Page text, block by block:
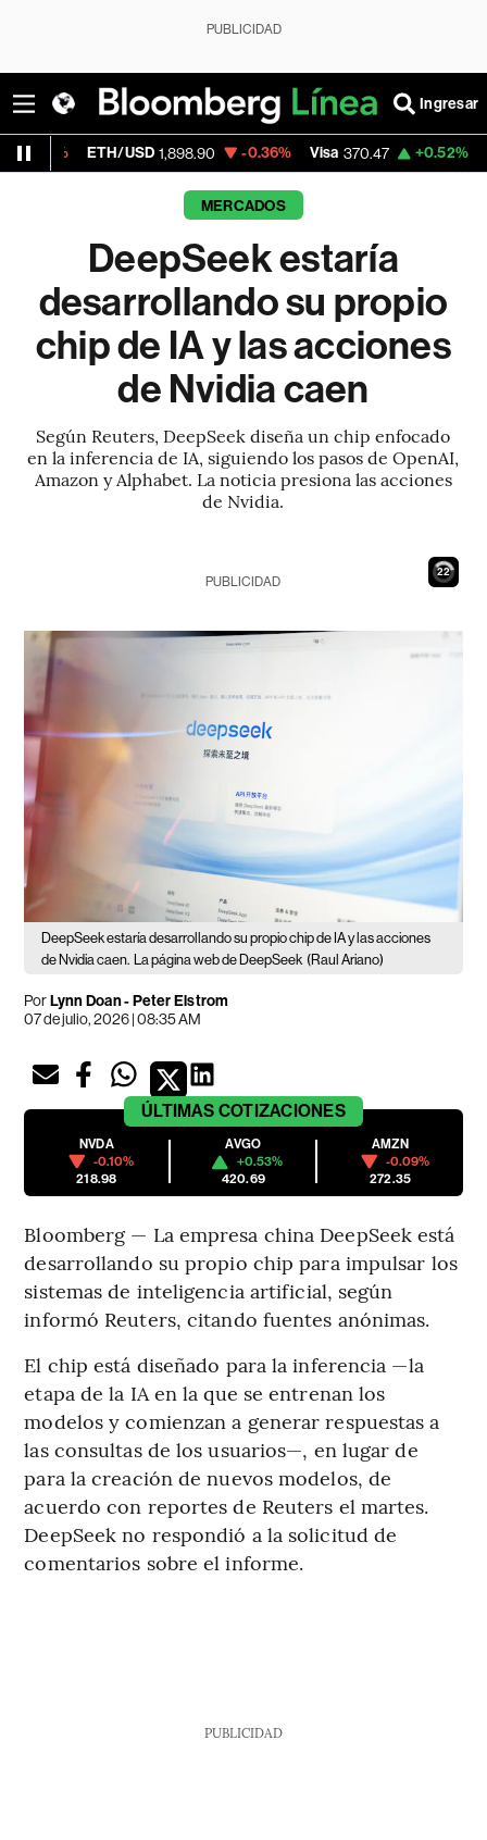
PUBLICIDAD
Ingresar
ETH/USD 1,898.90 -0.36% Visa 370.47 +0.52%
MERCADOS
DeepSeek estaría
desarrollando su propio
chip de IA y las acciones
de Nvidia caen
Según Reuters, DeepSeek diseña un chip enfocado
en la inferencia de IA, siguiendo los pasos de OpenAI,
Amazon y Alphabet. La noticia presiona las acciones
de Nvidia.
21
PUBLICIDAD
DeepSeek estaría desarrollando su propio chip de IA y las acciones
de Nvidia caen. La página web de DeepSeek (Raul Ariano)
PorLynn Doan - Peter Elstrom
07 de julio, 2026 | 08:35 AM
ÚLTIMAS COTIZACIONES
NVDA
-0.10%
218.98
AVGO
+0.53%
420.69
AMZN
-0.09%
272.35
Bloomberg — La empresa china DeepSeek está
desarrollando su propio chip para impulsar los
sistemas de inteligencia artificial, según
informó Reuters, citando fuentes anónimas.
El chip está diseñado para la inferencia —la
etapa de la IA en la que se entrenan los
modelos y comienzan a generar respuestas a
las consultas de los usuarios—, en lugar de
para la creación de nuevos modelos, de
acuerdo con reportes de Reuters el martes.
DeepSeek no respondió a la solicitud de
comentarios sobre el informe.
PUBLICIDAD